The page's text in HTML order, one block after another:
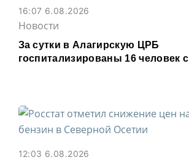
16:07 6.08.2026
Новости
За сутки в Алагирскую ЦРБ
госпитализированы 16 человек с
12:03 6.08.2026